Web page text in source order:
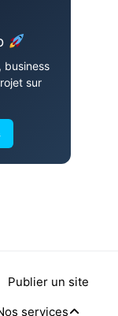
business
sur
Publier un site
services